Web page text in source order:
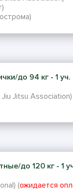
до 94 кг - 1 уч.
Jitsu Association)
до 120 кг - 1
(ожидается